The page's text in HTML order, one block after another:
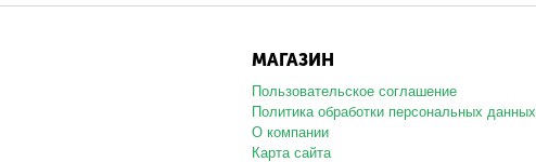
токи фидерных автоматических выключателей.
МАГАЗИН
Пользовательское соглашение
Политика обработки персональных данных
О компании
Карта сайта